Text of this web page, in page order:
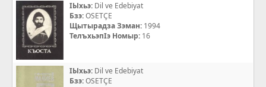
IЫхьэ: Dil ve Edebiyat
Бзэ:OSETÇE
Щытырадза Зэман: 1994
ТелъхьэпIэ Номыр: 16
IЫхьэ: Dil ve Edebiyat
Бзэ:OSETÇE